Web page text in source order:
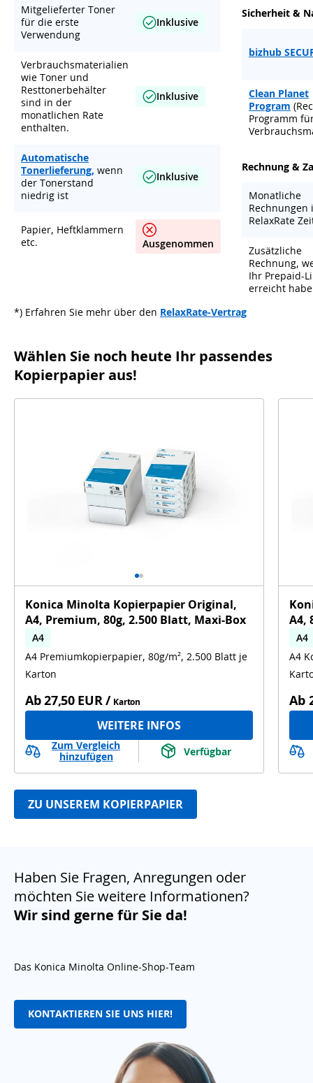
Mitgelieferter Toner
für die erste
Verwendung
Inklusive
Verbrauchsmaterialien
wie Toner und
Resttonerbehälter
sind in der
monatlichen Rate
enthalten.
Inklusive
Automatische
Tonerlieferung, wenn
der Tonerstand
niedrig ist
Inklusive
Papier, Heftklammern
etc.
Ausgenommen
Sicherheit &
bizhub
Clean Planet
Program
Programm
Rechnung &
Monatliche
Rechnungen
RelaxRate
Zusätzliche
Rechnung,
Ihr Prepaid-
erreicht
*) Erfahren Sie mehr über den RelaxRate-Vertrag
Wählen Sie noch heute Ihr passendes
Kopierpapier aus!
ZU UNSEREM KOPIERPAPIER
Konica Minolta Kopierpapier Original,
A4, Premium, 80g, 2.500 Blatt, Maxi-Box
A4
A4 Premiumkopierpapier, 80g/m², 2.500 Blatt je
Karton
Ab27,50 EUR/ Karton
WEITERE INFOS
Zum Vergleich
hinzufügen
Verfügbar
A4,
A4
A4
Ab
Haben Sie Fragen, Anregungen oder
möchten Sie weitere Informationen?
Wir sind gerne für Sie da!
Das Konica Minolta Online-Shop-Team
KONTAKTIEREN SIE UNS HIER!